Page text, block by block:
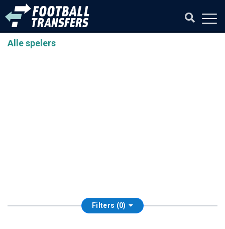
Alle spelers
Filters (0)